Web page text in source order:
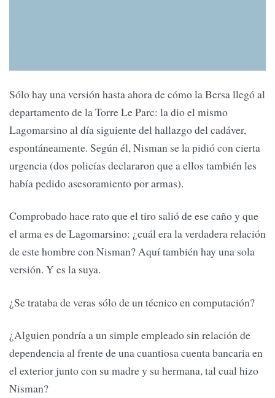
Sólo hay una versión hasta ahora de cómo la Bersa llegó al
departamento de la Torre Le Parc: la dio el mismo
Lagomarsino al día siguiente del hallazgo del cadáver,
espontáneamente. Según él, Nisman se la pidió con cierta
urgencia (dos policías declararon que a ellos también les
había pedido asesoramiento por armas).
Comprobado hace rato que el tiro salió de ese caño y que
el arma es de Lagomarsino: ¿cuál era la verdadera relación
de este hombre con Nisman? Aquí también hay una sola
versión. Y es la suya.
¿Se trataba de veras sólo de un técnico en computación?
¿Alguien pondría a un simple empleado sin relación de
dependencia al frente de una cuantiosa cuenta bancaria en
el exterior junto con su madre y su hermana, tal cual hizo
Nisman?